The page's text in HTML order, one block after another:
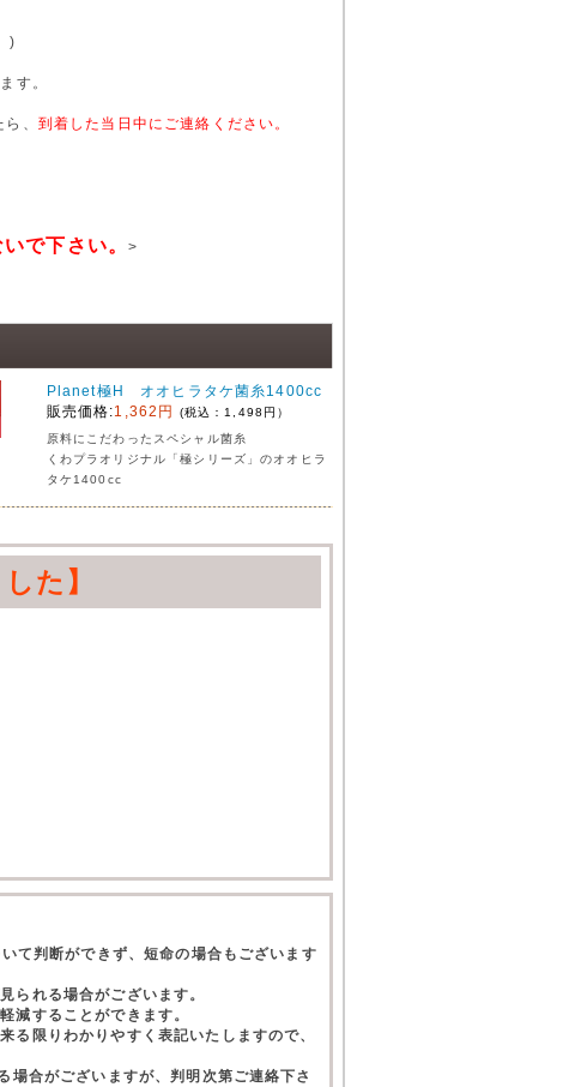
)
す。
、 到着した当日中にご連絡ください。
で下さい。>
Planet極H オオヒラタケ菌糸1400cc
販売価格:1,362円
(税込：1,498円）
原料にこだわったスペシャル菌糸
くわプラオリジナル「極シリーズ」のオオヒラ
タケ1400cc
た】
て判断ができず、短命の場合もございます
られる場合がございます。
減することができます。
限りわかりやすく表記いたしますので、
合がございますが、判明次第ご連絡下さ